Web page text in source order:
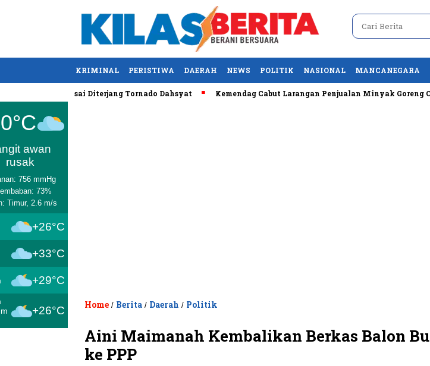
KRIMINAL PERISTIWA DAERAH NEWS POLITIK NASIONAL MANCANEGARA
Tewas usai Diterjang Tornado Dahsyat Kemendag Cabut Larangan Penjualan Minyak Goreng Curah
awan
rusak
756 mmHg
73%
Timur, 2.6 m/s
+26°C
+33°C
+29°C
+26°C Home / Berita / Daerah / Politik
Aini Maimanah Kembalikan Berkas Balon
ke PPP